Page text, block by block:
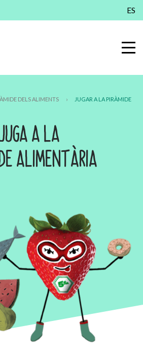
ES
DELS ALIMENTS ›
JUGAR A LA PIRÀMIDE
A LA
ALIMENTÀRIA